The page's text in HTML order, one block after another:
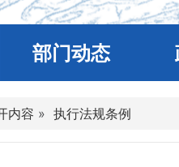
部门动态
内容 » 执行法规条例